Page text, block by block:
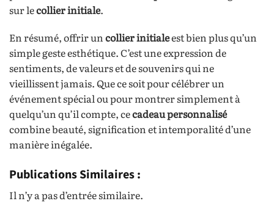
sur lecollier initiale.
En résumé, offrir uncollier initialeest bien plus qu’un
simple geste esthétique. C’est une expression de
sentiments, de valeurs et de souvenirs qui ne
vieillissent jamais. Que ce soit pour célébrer un
événement spécial ou pour montrer simplement à
quelqu’un qu’il compte, cecadeau personnalisé
combine beauté, signification et intemporalité d’une
manière inégalée.
Publications Similaires :
Il n’y a pas d’entrée similaire.